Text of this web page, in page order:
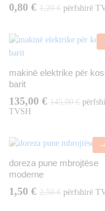
0,80 € 1,20€ përfshirë
makinë elektrike për
barit
135,00 € 145,00€
TVSH
-
doreza pune mbrojtëse
moderne
1,50 € 2,50€ përfshirë